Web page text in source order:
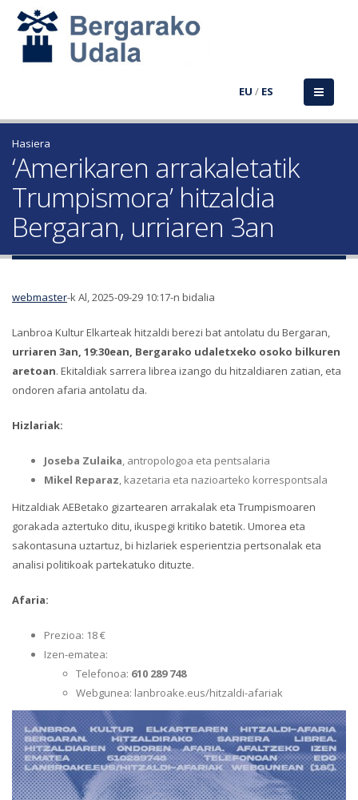
EU / ES
Hasiera
‘Amerikaren arrakaletatik
Trumpismora’ hitzaldia
Bergaran, urriaren 3an
webmaster-k Al, 2025-09-29 10:17-n bidalia
Lanbroa Kultur Elkarteak hitzaldi berezi bat antolatu du Bergaran,
urriaren 3an, 19:30ean, Bergarako udaletxeko osoko bilkuren
aretoan. Ekitaldiak sarrera librea izango du hitzaldiaren zatian, eta
ondoren afaria antolatu da.
Hizlariak:
Joseba Zulaika, antropologoa eta pentsalaria
Mikel Reparaz, kazetaria eta nazioarteko korrespontsala
Hitzaldiak AEBetako gizartearen arrakalak eta Trumpismoaren
gorakada aztertuko ditu, ikuspegi kritiko batetik. Umorea eta
sakontasuna uztartuz, bi hizlariek esperientzia pertsonalak eta
analisi politikoak partekatuko dituzte.
Afaria:
Prezioa: 18 €
Izen-ematea:
Telefonoa: 610 289 748
Webgunea: lanbroake.eus/hitzaldi-afariak